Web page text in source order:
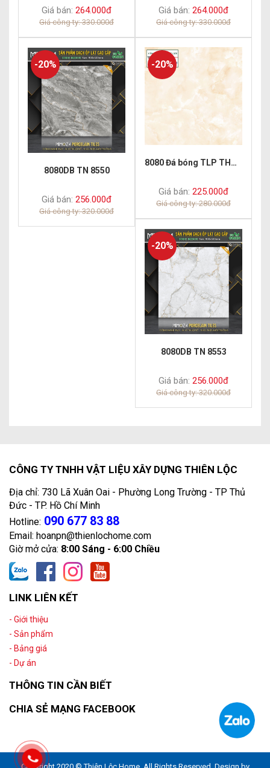
Giá bán: 264.000đ
Giá công ty: 330.000đ
Giá bán: 264.000đ
Giá công ty: 330.000đ
-20%
8080DB TN 8550
Giá bán: 256.000đ
Giá công ty: 320.000đ
-20%
8080 Đá bóng TLP THP 8804
Giá bán: 225.000đ
Giá công ty: 280.000đ
-20%
8080DB TN 8553
Giá bán: 256.000đ
Giá công ty: 320.000đ
CÔNG TY TNHH VẬT LIỆU XÂY DỰNG THIÊN LỘC
Địa chỉ: 730 Lã Xuân Oai - Phường Long Trường - TP Thủ
Đức - TP. Hồ Chí Minh
Hotline: 090 677 83 88
Email: hoanpn@thienlochome.com
Giờ mở cửa: 8:00 Sáng - 6:00 Chiều
LINK LIÊN KẾT
- Giới thiệu
- Sản phẩm
- Bảng giá
- Dự án
THÔNG TIN CẦN BIẾT
CHIA SẺ MẠNG FACEBOOK